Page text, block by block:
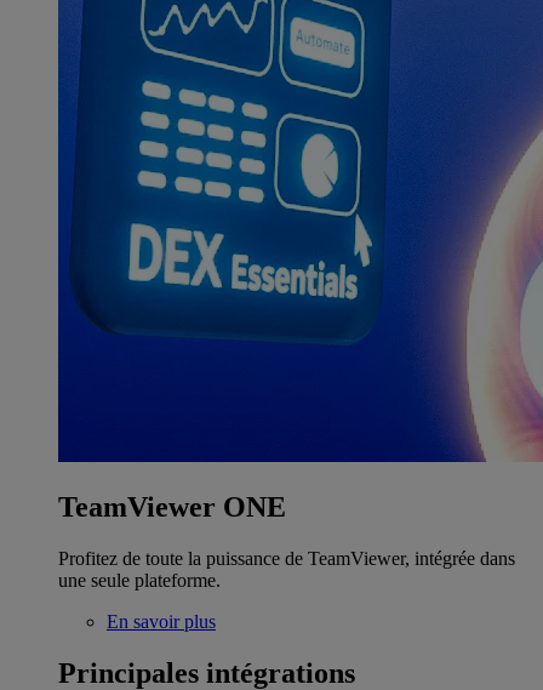
TeamViewer ONE
Profitez de toute la puissance de TeamViewer, intégrée dans
une seule plateforme.
En savoir plus
Principales intégrations